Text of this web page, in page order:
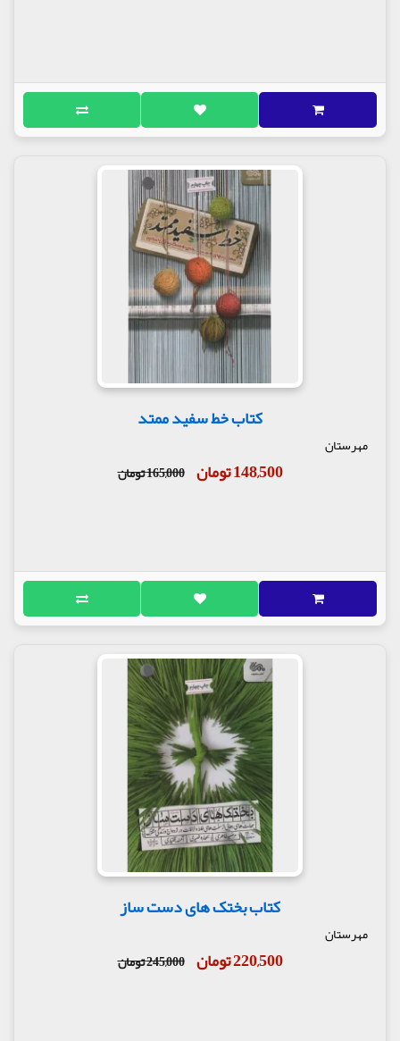
کتاب خط سفید ممتد
مهرستان
148,500 تومان 165,000 تومان
کتاب بختک های دست ساز
مهرستان
220,500 تومان 245,000 تومان